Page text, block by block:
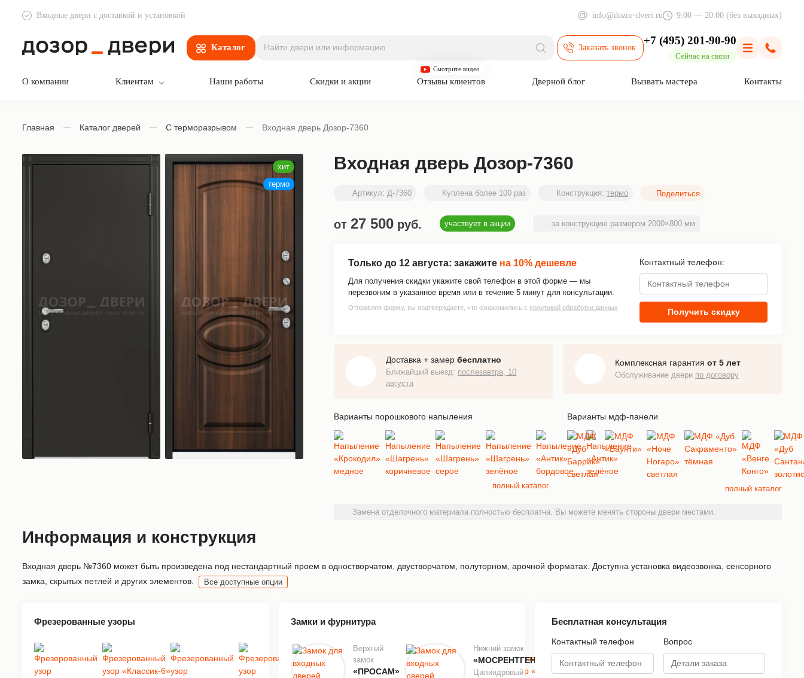
Дозор Двери
Каталог
Поиск
Заказать звонок
+7 (495) 201-90-90
Сейчас на связи Меню
Входные двери с доставкой и установкой info@dozor-dveri.ru 9:00 — 20:00 (без выходных)
О компании Клиентам Наши работы Скидки и акции Отзывы клиентов
Смотрите видео
Дверной блог Вызвать мастера Контакты
Главная Каталог дверей С терморазрывом Входная дверь Дозор-7360
Входная дверь Дозор-7360
Артикул: Д-7360 Куплена более 100 раз Конструкция:термо
от27 500 руб. участвует в акции за конструкцию размером 2000×800 мм
Только до 12 августа: закажите на 10% дешевле
Для получения скидки укажите свой телефон в этой форме — мы
перезвоним в указанное время или в течение 5 минут для консультации.
Отправляя форму, вы подтверждаете, что ознакомились с политикой обработки данных
Контактный телефон:
Получить скидку
Доставка + замербесплатно
Ближайший выезд: послезавтра, 10
августа
Комплексная гарантия от 5 лет
Обслуживание двери по договору
Варианты порошкового напыления
полный каталог
Варианты мдф-панели
полный каталог
Замена отделочного материала полностью бесплатна. Вы можете менять стороны двери местами.
Информация и конструкция
Входная дверь №7360 может быть произведена под нестандартный проем в одностворчатом, двустворчатом, полуторном, арочной форматах. Доступна установка видеозвонка, сенсорного
замка, скрытых петлей и других элементов.
Все доступные опции
Фрезерованные узоры Замки и фурнитура
Верхний
замок
«ПРОСАМ»
Нижний замок
«МОСРЕНТГЕН»
Цилиндровый
Бесплатная консультация
Контактный телефон Вопрос